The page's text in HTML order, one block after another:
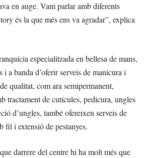
en auge. Vam parlar amb diferents
és la que més ens va agradar”, explica
especialitzada en bellesa de mans,
i a banda d’oferir serveis de manicura i
qualitat, com ara semipermanent,
tractament de cutícules, pedicura, ungles
d’ungles, també ofereixen serveis de
fil i extensió de pestanyes.
darrere del centre hi ha molt més que